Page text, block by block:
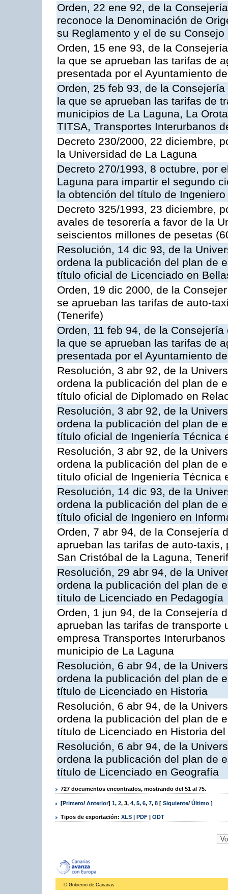
Orden, 22 ene 92, de la
reconoce la Denominación de
su Reglamento y el de su Consejo
Orden, 15 ene 93, de la
la que se aprueban las tarifas de
presentada por el Ayuntamiento
Orden, 25 feb 93, de la
la que se aprueban las tarifas de
municipios de La Laguna, La
TITSA, Transportes Interurbanos
Decreto 230/2000, 22 diciembre,
la Universidad de La Laguna
Decreto 270/1993, 8 octubre, por
Laguna para impartir el segundo
la obtención del título de
Decreto 325/1993, 23 diciembre,
avales de tesorería a favor de la
seiscientos millones de pesetas
Resolución, 14 dic 93, de la
ordena la publicación del plan de
título oficial de Licenciado en
Orden, 19 dic 2000, de la
se aprueban las tarifas de auto-
(Tenerife)
Orden, 11 feb 94, de la
la que se aprueban las tarifas de
presentada por el Ayuntamiento
Resolución, 3 abr 92, de la
ordena la publicación del plan de
título oficial de Diplomado en
Resolución, 3 abr 92, de la
ordena la publicación del plan de
título oficial de Ingeniería Técnica
Resolución, 3 abr 92, de la
ordena la publicación del plan de
título oficial de Ingeniería Técnica
Resolución, 14 dic 93, de la
ordena la publicación del plan de
título oficial de Ingeniero en
Orden, 7 abr 94, de la Consejería
aprueban las tarifas de auto-
San Cristóbal de la Laguna,
Resolución, 29 abr 94, de la
ordena la publicación del plan de
título de Licenciado en Pedagogía
Orden, 1 jun 94, de la Consejería
aprueban las tarifas de transporte
empresa Transportes
municipio de La Laguna
Resolución, 6 abr 94, de la
ordena la publicación del plan de
título de Licenciado en Historia
Resolución, 6 abr 94, de la
ordena la publicación del plan de
título de Licenciado en Historia del
Resolución, 6 abr 94, de la
ordena la publicación del plan de
título de Licenciado en Geografía
727 documentos encontrados, mostrando del 51 al 75.
[Primero/ Anterior] 1, 2, 3, 4, 5, 6, 7, 8 [ Siguiente/ Último ]
Tipos de exportación: XLS | PDF | ODT
© Gobierno de Canarias